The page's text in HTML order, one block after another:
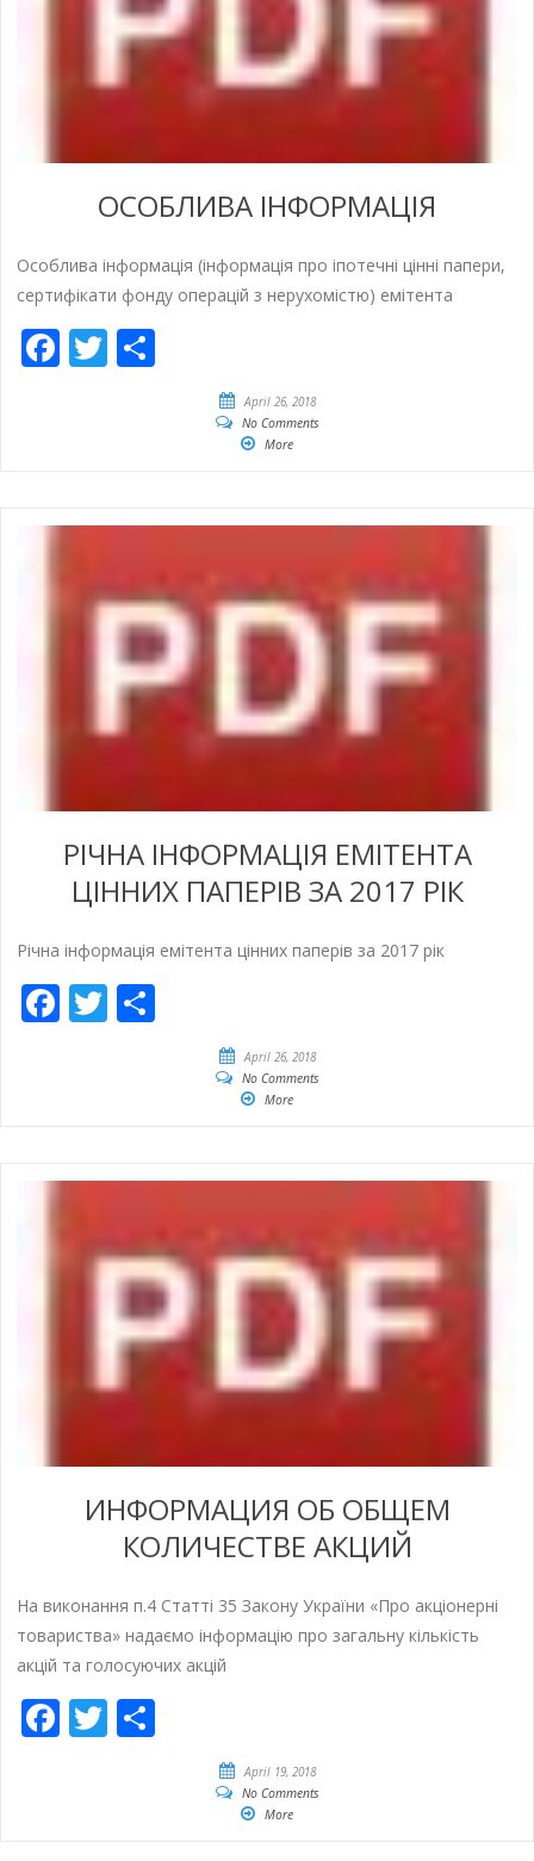
ОСОБЛИВА ІНФОРМАЦІЯ
Особлива інформація (інформація про іпотечні цінні папери,
сертифікати фонду операцій з нерухомістю) емітента
Facebook
Twitter
April 26, 2018
No Comments
More
РІЧНА ІНФОРМАЦІЯ ЕМІТЕНТА
ЦІННИХ ПАПЕРІВ ЗА 2017 РІК
Річна інформація емітента цінних паперів за 2017 рік
Facebook
Twitter
April 26, 2018
No Comments
More
ИНФОРМАЦИЯ ОБ ОБЩЕМ
КОЛИЧЕСТВЕ АКЦИЙ
На виконання п.4 Статті 35 Закону України «Про акціонерні
товариства» надаємо інформацію про загальну кількість
акцій та голосуючих акцій
Facebook
Twitter
April 19, 2018
No Comments
More